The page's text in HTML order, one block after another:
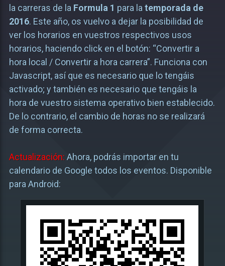
la carreras de la Formula 1 para la temporada de
2016. Este año, os vuelvo a dejar la posibilidad de
ver los horarios en vuestros respectivos usos
horarios, haciendo click en el botón: “Convertir a
hora local / Convertir a hora carrera”. Funciona con
Javascript, así que es necesario que lo tengáis
activado; y también es necesario que tengáis la
hora de vuestro sistema operativo bien establecido.
De lo contrario, el cambio de horas no se realizará
de forma correcta.
Actualización: Ahora, podrás importar en tu
calendario de Google todos los eventos. Disponible
para Android: